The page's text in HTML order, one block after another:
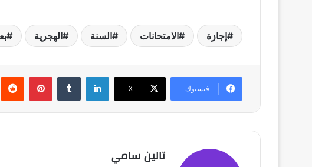
إجازة الامتحانات السنة الهجرية
فيسبوك X
لينكدإن بينتيريست
تالين سامي